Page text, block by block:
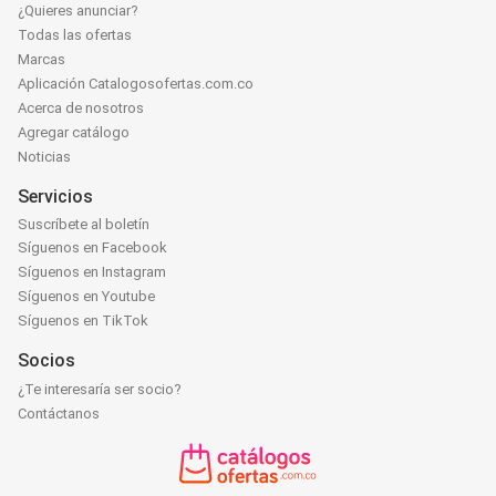
¿Quieres anunciar?
Todas las ofertas
Marcas
Aplicación Catalogosofertas.com.co
Acerca de nosotros
Agregar catálogo
Noticias
Servicios
Suscríbete al boletín
Síguenos en Facebook
Síguenos en Instagram
Síguenos en Youtube
Síguenos en TikTok
Socios
¿Te interesaría ser socio?
Contáctanos